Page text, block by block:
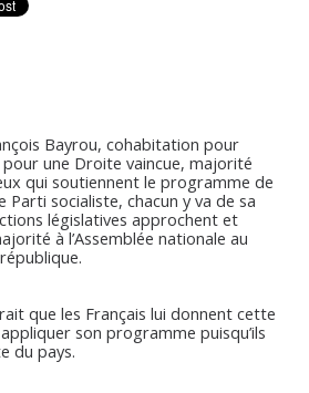
Bayrou, cohabitation pour
une Droite vaincue, majorité
qui soutiennent le programme de
Parti socialiste, chacun y va de sa
législatives approchent et
à l’Assemblée nationale au
que les Français lui donnent cette
son programme puisqu’ils
du pays.